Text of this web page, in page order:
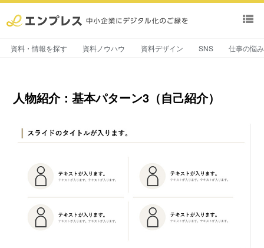
view_list
資料・情報を探す 資料ノウハウ 資料デザイン SNS 仕事の悩
人物紹介：基本パターン3（自己紹介）